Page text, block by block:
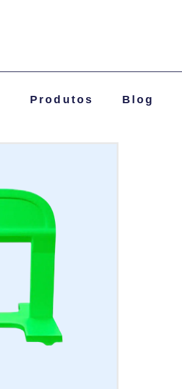
Produtos Blog